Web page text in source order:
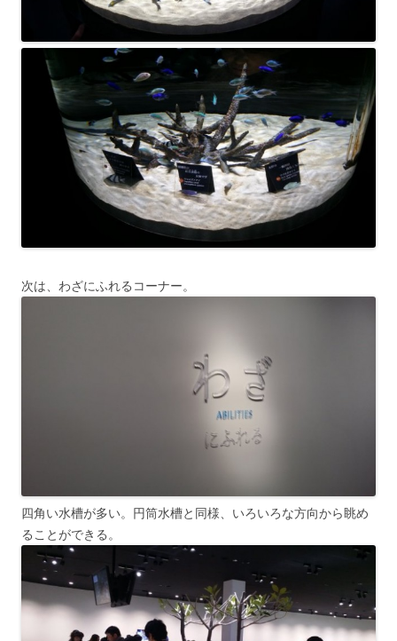
次は、わざにふれるコーナー。
四角い水槽が多い。円筒水槽と同様、いろいろな方向から眺め
ることができる。